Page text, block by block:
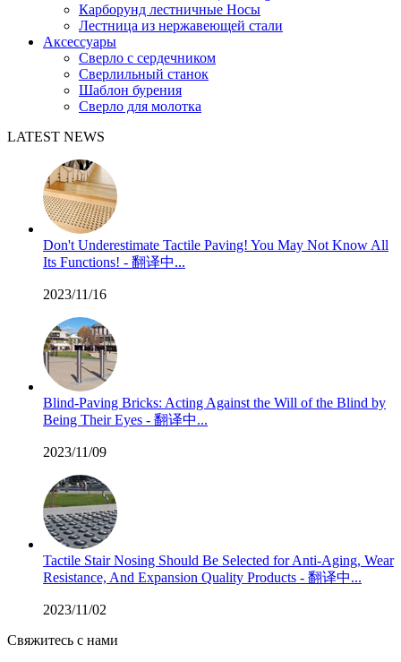
Карборунд лестничные Носы
Лестница из нержавеющей стали
Аксессуары
Сверло с сердечником
Сверлильный станок
Шаблон бурения
Сверло для молотка
LATEST NEWS
Don't Underestimate Tactile Paving! You May Not Know All
Its Functions! - 翻译中...
2023/11/16
Blind-Paving Bricks: Acting Against the Will of the Blind by
Being Their Eyes - 翻译中...
2023/11/09
Tactile Stair Nosing Should Be Selected for Anti-Aging, Wear
Resistance, And Expansion Quality Products - 翻译中...
2023/11/02
Свяжитесь с нами